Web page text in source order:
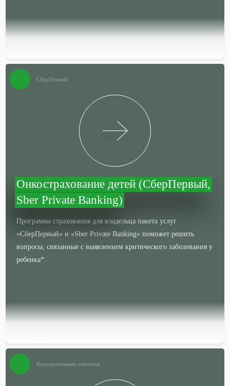
Онкострахование детей (СберПервый,
Sber Private Banking)
Программа страхования для владельца пакета услуг
«СберПервый» и «Sber Private Banking» поможет решить
вопросы, связанные с выявлением критического заболевания у
ребенка*.
СберПервый
Корпоративным клиентам